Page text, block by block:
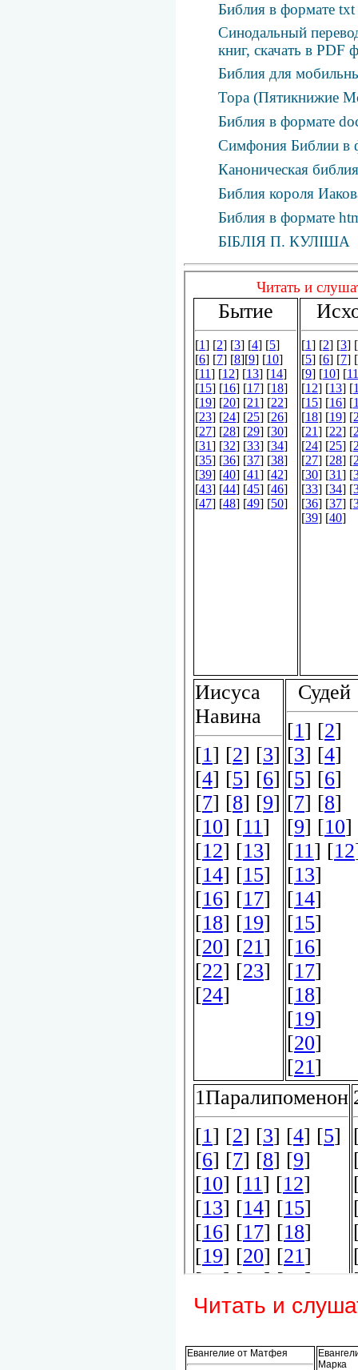
Библия в формате txt
Синодальный
книг, скачать в PDF
Библия для
Тора (Пятикнижие
Библия в формате
Симфония Библии в
Каноническая
Библия короля
Библия в формате
БІБЛІЯ П. КУЛІША
Читать и
Евангелие от Матфея
Марка